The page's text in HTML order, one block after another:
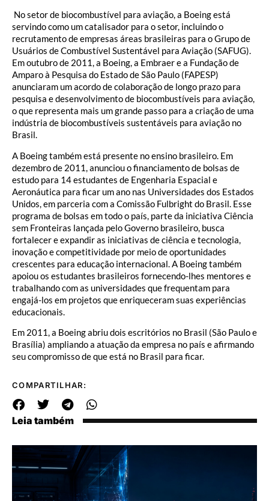
No setor de biocombustível para aviação, a Boeing está
servindo como um catalisador para o setor, incluindo o
recrutamento de empresas áreas brasileiras para o Grupo de
Usuários de Combustível Sustentável para Aviação (SAFUG).
Em outubro de 2011, a Boeing, a Embraer e a Fundação de
Amparo à Pesquisa do Estado de São Paulo (FAPESP)
anunciaram um acordo de colaboração de longo prazo para
pesquisa e desenvolvimento de biocombustíveis para aviação,
o que representa mais um grande passo para a criação de uma
indústria de biocombustíveis sustentáveis para aviação no
Brasil.
A Boeing também está presente no ensino brasileiro. Em
dezembro de 2011, anunciou o financiamento de bolsas de
estudo para 14 estudantes de Engenharia Espacial e
Aeronáutica para ficar um ano nas Universidades dos Estados
Unidos, em parceria com a Comissão Fulbright do Brasil. Esse
programa de bolsas em todo o país, parte da iniciativa Ciência
sem Fronteiras lançada pelo Governo brasileiro, busca
fortalecer e expandir as iniciativas de ciência e tecnologia,
inovação e competitividade por meio de oportunidades
crescentes para educação internacional. A Boeing também
apoiou os estudantes brasileiros fornecendo-lhes mentores e
trabalhando com as universidades que frequentam para
engajá-los em projetos que enriqueceram suas experiências
educacionais.
Em 2011, a Boeing abriu dois escritórios no Brasil (São Paulo e
Brasília) ampliando a atuação da empresa no país e afirmando
seu compromisso de que está no Brasil para ficar.
COMPARTILHAR:
Leia também